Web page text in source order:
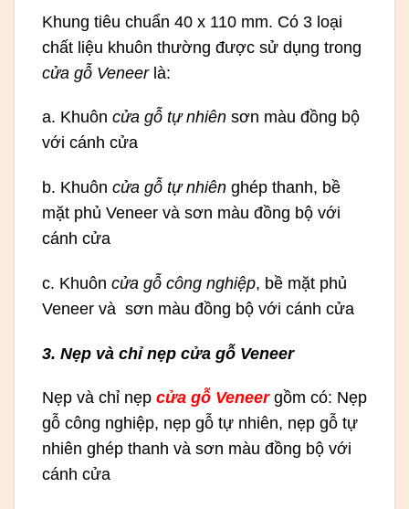
Khung tiêu chuẩn 40 x 110 mm. Có 3 loại
chất liệu khuôn thường được sử dụng trong
cửa gỗ Veneerlà:
a. Khuôn cửa gỗ tự nhiên sơn màu đồng bộ
với cánh cửa
b. Khuôn cửa gỗ tự nhiên ghép thanh, bề
mặt phủ Veneer và sơn màu đồng bộ với
cánh cửa
c. Khuôn cửa gỗ công nghiệp, bề mặt phủ
Veneer và sơn màu đồng bộ với cánh cửa
3. Nẹp và chỉ nẹp cửa gỗ Veneer
Nẹp và chỉ nẹp cửa gỗ Veneergồm có: Nẹp
gỗ công nghiệp, nẹp gỗ tự nhiên, nẹp gỗ tự
nhiên ghép thanh và sơn màu đồng bộ với
cánh cửa